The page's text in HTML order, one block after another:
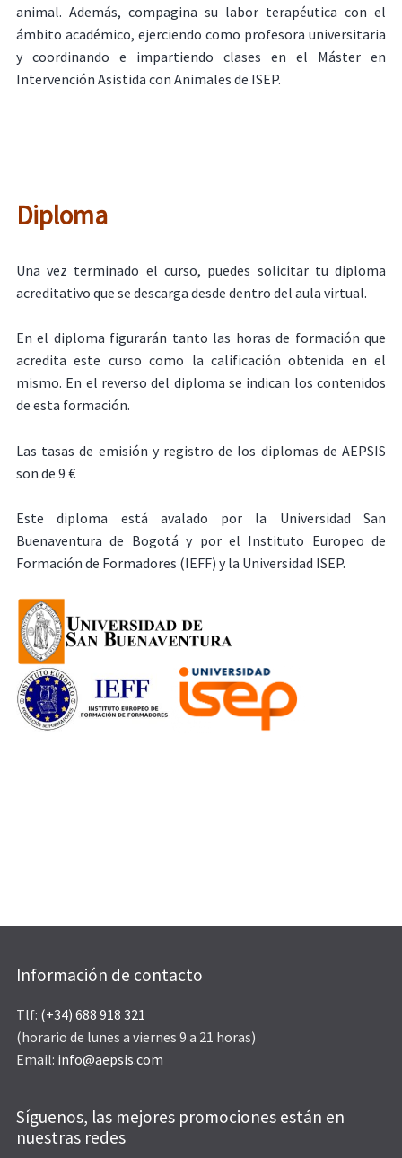
animal. Además, compagina su labor terapéutica con el
ámbito académico, ejerciendo como profesora universitaria
y coordinando e impartiendo clases en el Máster en
Intervención Asistida con Animales de ISEP.
Diploma
Una vez terminado el curso, puedes solicitar tu diploma
acreditativo que se descarga desde dentro del aula virtual.
En el diploma figurarán tanto las horas de formación que
acredita este curso como la calificación obtenida en el
mismo. En el reverso del diploma se indican los contenidos
de esta formación.
Las tasas de emisión y registro de los diplomas de AEPSIS
son de 9 €
Este diploma está avalado por la Universidad San
Buenaventura de Bogotá y por el Instituto Europeo de
Formación de Formadores (IEFF) y la Universidad ISEP.
Información de contacto
Tlf: (+34) 688 918 321
(horario de lunes a viernes 9 a 21 horas)
Email: info@aepsis.com
Síguenos, las mejores promociones están en
nuestras redes